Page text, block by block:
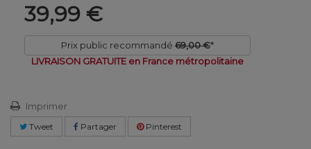
39,99 €
Prix public recommandé 69,00 €*
LIVRAISON GRATUITE en France métropolitaine
Imprimer
Tweet Partager Pinterest